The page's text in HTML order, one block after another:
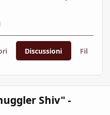
Discussioni File
Shiv" -